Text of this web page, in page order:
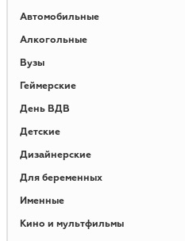
Автомобильные
Алкогольные
Вузы
Геймерские
День ВДВ
Детские
Дизайнерские
Для беременных
Именные
Кино и мультфильмы